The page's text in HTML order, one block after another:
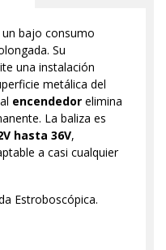
bajo consumo
Su
una instalación
metálica del
encendedor elimina
La baliza es
hasta 36V,
a casi cualquier
Estroboscópica.